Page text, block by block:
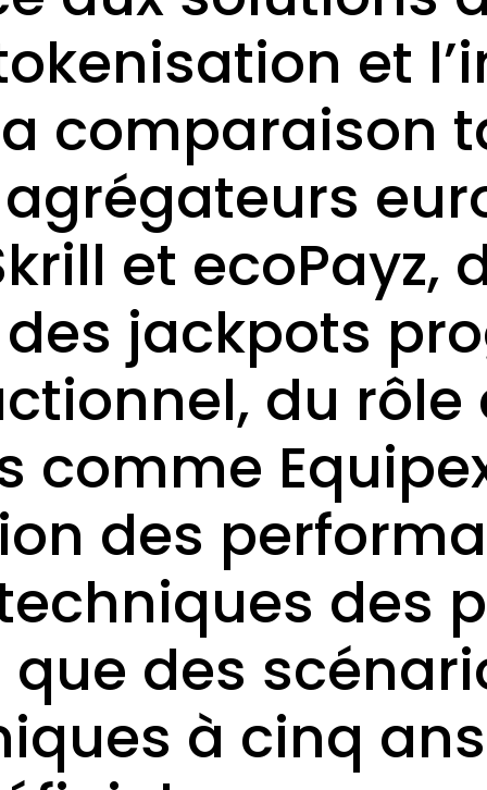
et
comparaison
et ecoPayz,
jackpots
du rôle
comme
des
des
des
à cinq